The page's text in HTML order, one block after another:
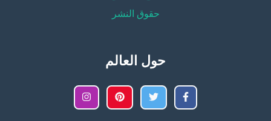
حقوق النشر
حول العالم